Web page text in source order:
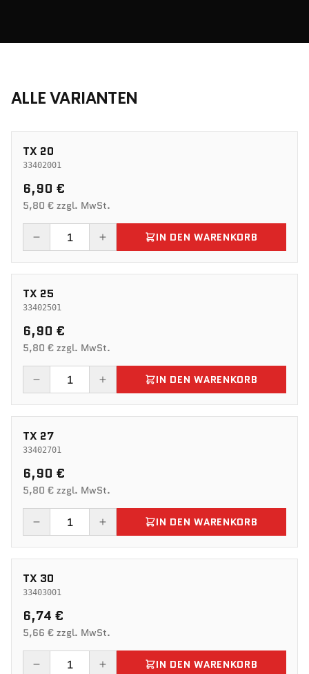
ALLE VARIANTEN
TX 20
33402001
6,90 €
5,80 € zzgl. MwSt.
IN DEN WARENKORB
TX 25
33402501
6,90 €
5,80 € zzgl. MwSt.
IN DEN WARENKORB
TX 27
33402701
6,90 €
5,80 € zzgl. MwSt.
IN DEN WARENKORB
TX 30
33403001
6,74 €
5,66 € zzgl. MwSt.
IN DEN WARENKORB